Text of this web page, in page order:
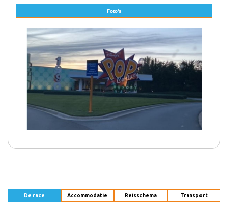
Foto's
De race Accommodatie Reisschema Transport